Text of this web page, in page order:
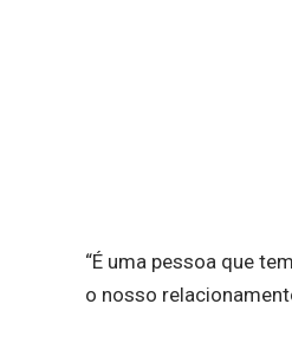
“É uma pessoa que
o nosso